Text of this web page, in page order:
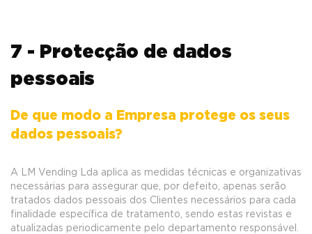
7 - Protecção de dados
pessoais
De que modo a Empresa protege os seus
dados pessoais?
A LM Vending Lda aplica as medidas técnicas e organizativas
necessárias para assegurar que, por defeito, apenas serão
tratados dados pessoais dos Clientes necessários para cada
finalidade específica de tratamento, sendo estas revistas e
atualizadas periodicamente pelo departamento responsável.